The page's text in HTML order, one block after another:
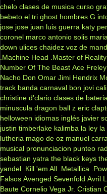
chelo clases de musica curso
bebeto el tri ghost hombres G
jose jose juan luis guerra katy
coronel marco antonio solis
down ulices chaidez voz de
.Machine Head
.Master of Reality
Number Of The Beast Ace Freley
Nacho Don Omar Jimi Hendrix
track banda carnaval bon jovi
christine d'clario clases de bateria
minuscula dragon ball z eric
helloween idiomas inglés javier
justin timberlake kalimba la ley la
lutheria mago de oz manuel
musical pronunciacion punteo
sebastian yatra the black keys
yandel .Kill 'em All .Metallica
Falsos Avenged Sevenfold Avril
Baute Cornelio Vega Jr. Cristian